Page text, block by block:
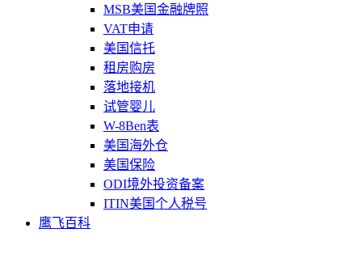
MSB美国金融牌照
VAT申请
美国信托
租房购房
落地接机
试管婴儿
W-8Ben表
美国海外仓
美国保险
ODI境外投资备案
ITIN美国个人税号
鹰飞百科